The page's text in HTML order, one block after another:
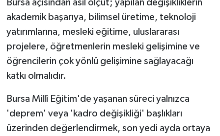
Bursa açısından asıl ölçüt; yapılan değişikliklerin
akademik başarıya, bilimsel üretime, teknoloji
yatırımlarına, mesleki eğitime, uluslararası
projelere, öğretmenlerin mesleki gelişimine ve
öğrencilerin çok yönlü gelişimine sağlayacağı
katkı olmalıdır.
Bursa Millî Eğitim'de yaşanan süreci yalnızca
'deprem' veya 'kadro değişikliği' başlıkları
üzerinden değerlendirmek, son yedi ayda ortaya